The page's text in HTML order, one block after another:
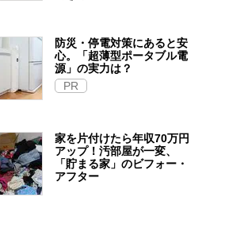
防災・停電対策にあると安
心。「超薄型ポータブル電
源」の実力は？​
PR
家を片付けたら年収70万円
アップ！汚部屋が一変、
「貯まる家」のビフォー・
アフター